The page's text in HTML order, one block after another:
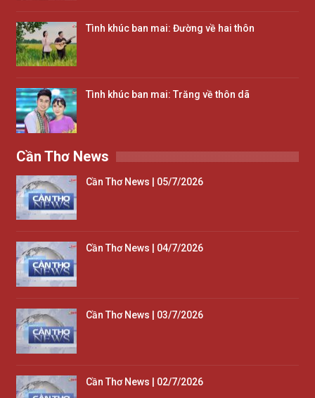
Tình khúc ban mai: Đường về hai thôn
Tình khúc ban mai: Trăng về thôn dã
Cần Thơ News
Cần Thơ News | 05/7/2026
Cần Thơ News | 04/7/2026
Cần Thơ News | 03/7/2026
Cần Thơ News | 02/7/2026